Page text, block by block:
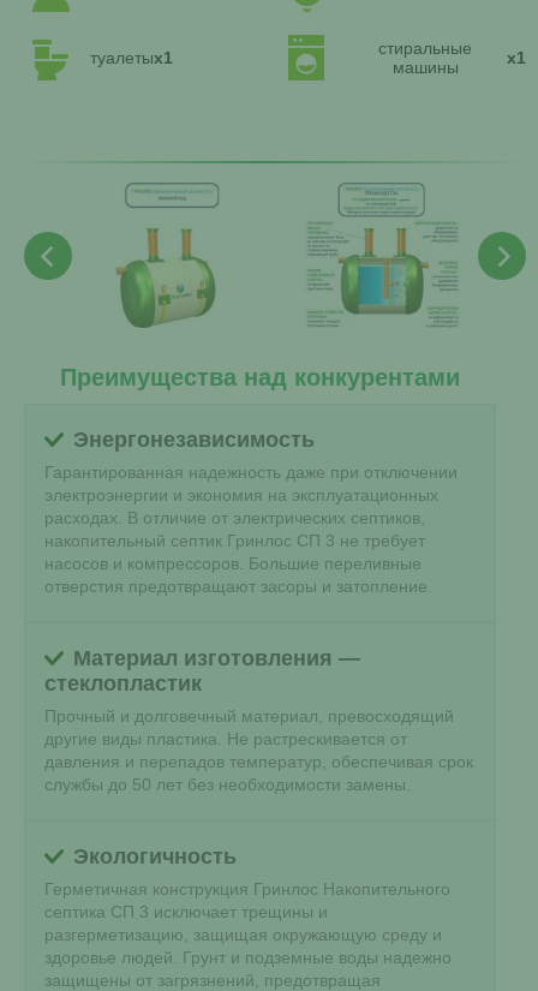
туалетыx1
стиральные
машины
x1
Преимущества над конкурентами
Энергонезависимость
Гарантированная надежность даже при отключении
электроэнергии и экономия на эксплуатационных
расходах. В отличие от электрических септиков,
накопительный септик Гринлос СП 3 не требует
насосов и компрессоров. Большие переливные
отверстия предотвращают засоры и затопление.
Материал изготовления —
стеклопластик
Прочный и долговечный материал, превосходящий
другие виды пластика. Не растрескивается от
давления и перепадов температур, обеспечивая срок
службы до 50 лет без необходимости замены.
Экологичность
Герметичная конструкция Гринлос Накопительного
септика СП 3 исключает трещины и
разгерметизацию, защищая окружающую среду и
здоровье людей. Грунт и подземные воды надежно
защищены от загрязнений, предотвращая